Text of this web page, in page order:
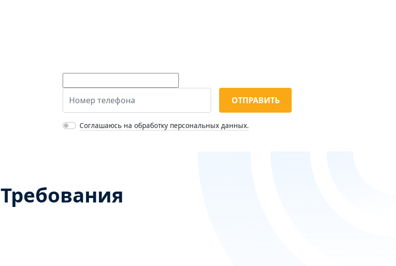
Соглашаюсь на обработку персональных данных.
ОТПРАВИТЬ
Требования